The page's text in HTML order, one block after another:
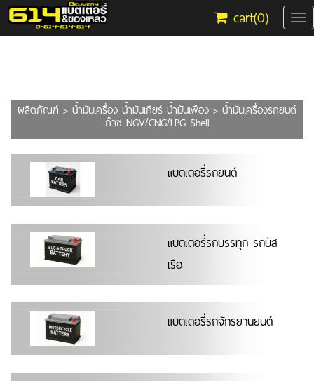
cart(0)
ผลิตภัณฑ์ > น้ำมันเครื่อง น้ำมันเกียร์ น้ำมันเฟือง > น้ำมันเครื่องรถยนต์
ก๊าซ NGV/CNG/LPG Shell
แบตเตอรี่รถยนต์
แบตเตอรี่รถบรรทุก รถบัส
เรือ
แบตเตอรี่รถจักรยานยนต์